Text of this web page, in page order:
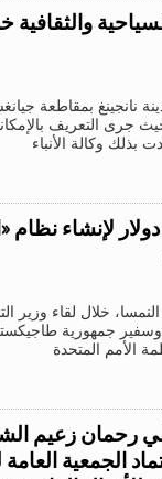
والثقافية
من 26 إلى 28 يونيو في مدينة
«جيانغسو – آسيا الوسطى 2026»، حيث
بذلك وكالة الأنباء
منحة بقيمة 1.7 مليون
النمسا، خلال لقاء وزير
جمهورية
الأمم المتحدة
رحمان زعيم
الجمعية العامة